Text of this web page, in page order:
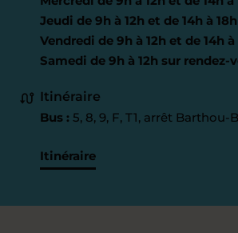
Jeudi de 9h à 12h et de 14h à 18h
Vendredi de 9h à 12h et de 14h à
Samedi de 9h à 12h sur rendez-
Itinéraire
Bus : 5, 8, 9, F, T1, arrêt
Itinéraire